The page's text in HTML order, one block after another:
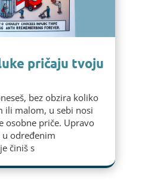
pričaju tvoju
bez obzira koliko
ili malom, u sebi nosi
osobne priče. Upravo
u određenim
činiš s